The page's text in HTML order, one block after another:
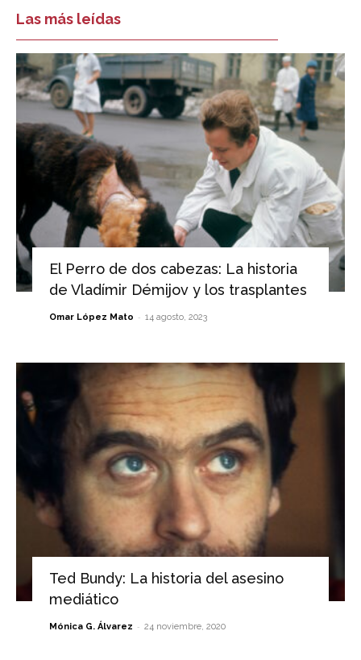
Las más leídas
El Perro de dos cabezas: La historia
de Vladímir Démijov y los trasplantes
Omar López Mato - 14 agosto, 2023
Ted Bundy: La historia del asesino
mediático
Mónica G. Álvarez - 24 noviembre, 2020